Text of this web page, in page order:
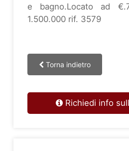
e bagno.Locato ad
1.500.000 rif. 3579
Torna indietro
Richiedi info